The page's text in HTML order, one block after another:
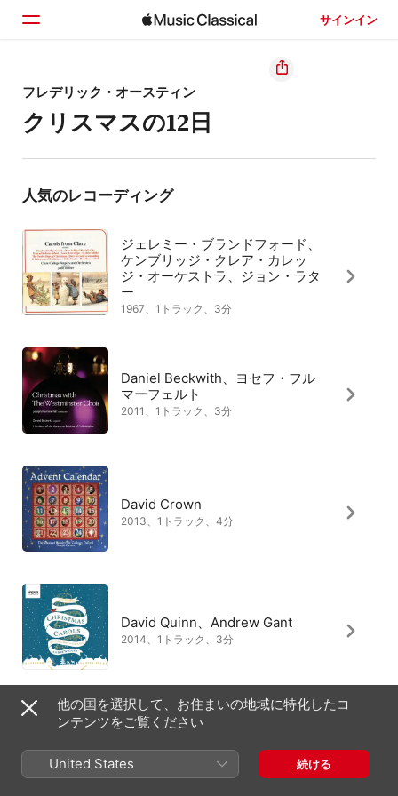
サインイン
ホーム
見つける
検索
フレデリック・オースティン
クリスマスの12日
人気のレコーディング
ジェレミー・ブランドフォード、
ケンブリッジ・クレア・カレッ
ジ・オーケストラ、ジョン・ラタ
ー
1967、1トラック、3分
Daniel Beckwith、ヨセフ・フル
マーフェルト
2011、1トラック、3分
David Crown
2013、1トラック、4分
David Quinn、Andrew Gant
2014、1トラック、3分
2008、1トラック、5分
他の国を選択して、お住まいの地域に特化したコ
ンテンツをご覧ください
United States 続ける